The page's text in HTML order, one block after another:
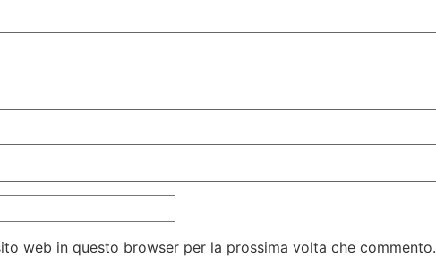
web in questo browser per la prossima volta che commento.